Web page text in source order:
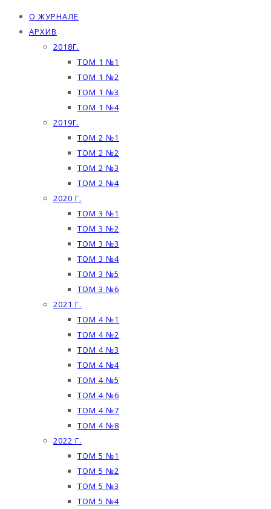
О ЖУРНАЛЕ
АРХИВ
2018Г.
ТОМ 1 №1
ТОМ 1 №2
ТОМ 1 №3
ТОМ 1 №4
2019Г.
ТОМ 2 №1
ТОМ 2 №2
ТОМ 2 №3
ТОМ 2 №4
2020 Г.
ТОМ 3 №1
ТОМ 3 №2
ТОМ 3 №3
ТОМ 3 №4
ТОМ 3 №5
ТОМ 3 №6
2021 Г.
ТОМ 4 №1
ТОМ 4 №2
ТОМ 4 №3
ТОМ 4 №4
ТОМ 4 №5
ТОМ 4 №6
ТОМ 4 №7
ТОМ 4 №8
2022 Г.
ТОМ 5 №1
ТОМ 5 №2
ТОМ 5 №3
ТОМ 5 №4